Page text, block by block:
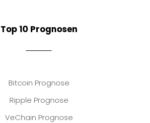
Top 10 Prognosen
Bitcoin Prognose
Ripple Prognose
VeChain Prognose